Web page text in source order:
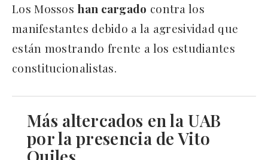
Los Mossos han cargado contra los
manifestantes debido a la agresividad que
están mostrando frente a los estudiantes
constitucionalistas.
Más altercados en la UAB
por la presencia de Vito